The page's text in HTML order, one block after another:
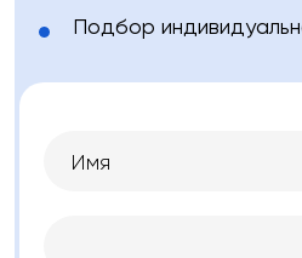
Подбор